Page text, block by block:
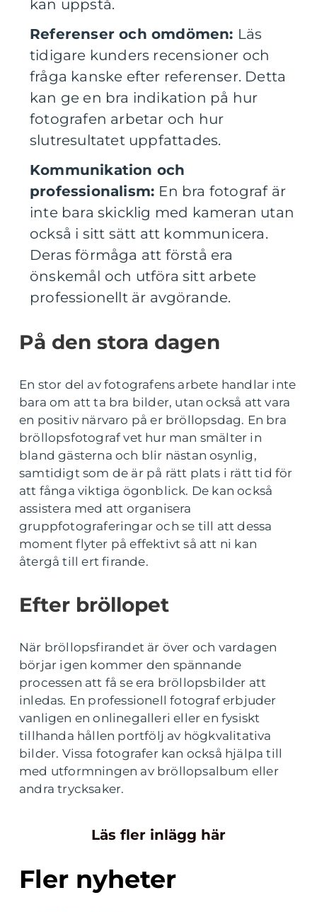
kan uppstå.
Referenser och omdömen: Läs
tidigare kunders recensioner och
fråga kanske efter referenser. Detta
kan ge en bra indikation på hur
fotografen arbetar och hur
slutresultatet uppfattades.
Kommunikation och
professionalism: En bra fotograf är
inte bara skicklig med kameran utan
också i sitt sätt att kommunicera.
Deras förmåga att förstå era
önskemål och utföra sitt arbete
professionellt är avgörande.
På den stora dagen
En stor del av fotografens arbete handlar inte
bara om att ta bra bilder, utan också att vara
en positiv närvaro på er bröllopsdag. En bra
bröllopsfotograf vet hur man smälter in
bland gästerna och blir nästan osynlig,
samtidigt som de är på rätt plats i rätt tid för
att fånga viktiga ögonblick. De kan också
assistera med att organisera
gruppfotograferingar och se till att dessa
moment flyter på effektivt så att ni kan
återgå till ert firande.
Efter bröllopet
När bröllopsfirandet är över och vardagen
börjar igen kommer den spännande
processen att få se era bröllopsbilder att
inledas. En professionell fotograf erbjuder
vanligen en onlinegalleri eller en fysiskt
tillhanda hållen portfölj av högkvalitativa
bilder. Vissa fotografer kan också hjälpa till
med utformningen av bröllopsalbum eller
andra trycksaker.
Läs fler inlägg här
Fler nyheter